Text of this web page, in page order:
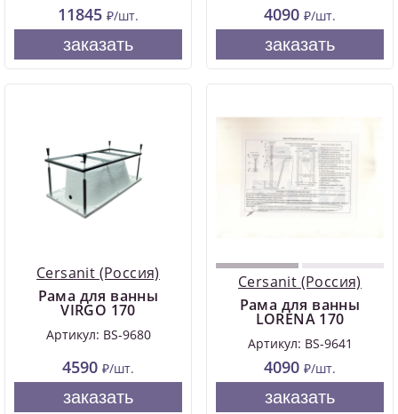
11845 ₽/шт.
заказать
4090 ₽/шт.
заказать
Cersanit (Россия)
Рама для ванны
VIRGO 170
Артикул: BS-9680
4590 ₽/шт.
заказать
Cersanit (Россия)
Рама для ванны
LORENA 170
Артикул: BS-9641
4090 ₽/шт.
заказать